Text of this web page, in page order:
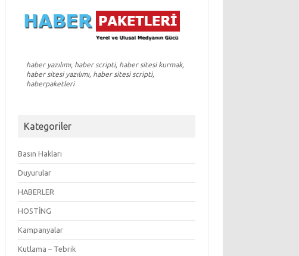
haber yazılımı, haber scripti, haber sitesi kurmak,
haber sitesi yazılımı, haber sitesi scripti,
haberpaketleri
Kategoriler
Basın Hakları
Duyurular
HABERLER
HOSTİNG
Kampanyalar
Kutlama – Tebrik